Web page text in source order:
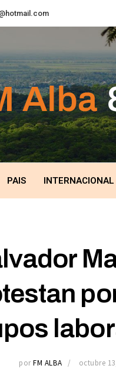
PAIS INTERNACIONAL
por FM ALBA octubre